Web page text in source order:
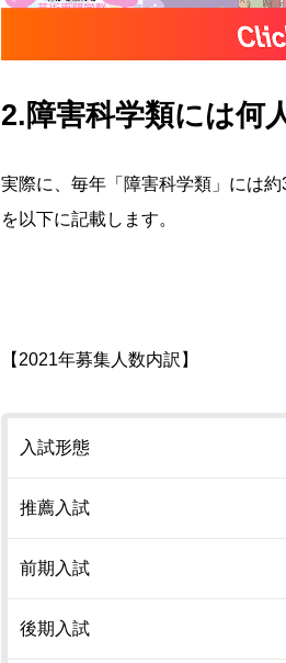
2.障害科学類には何
実際に、毎年「障害科学類」には
を以下に記載します。
【2021年募集人数内訳】
入試形態
推薦入試
前期入試
後期入試